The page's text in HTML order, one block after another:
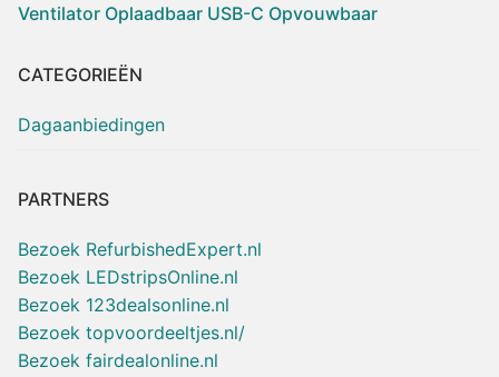
Ventilator Oplaadbaar USB-C Opvouwbaar
CATEGORIEËN
Dagaanbiedingen
PARTNERS
Bezoek RefurbishedExpert.nl
Bezoek LEDstripsOnline.nl
Bezoek 123dealsonline.nl
Bezoek topvoordeeltjes.nl/
Bezoek fairdealonline.nl